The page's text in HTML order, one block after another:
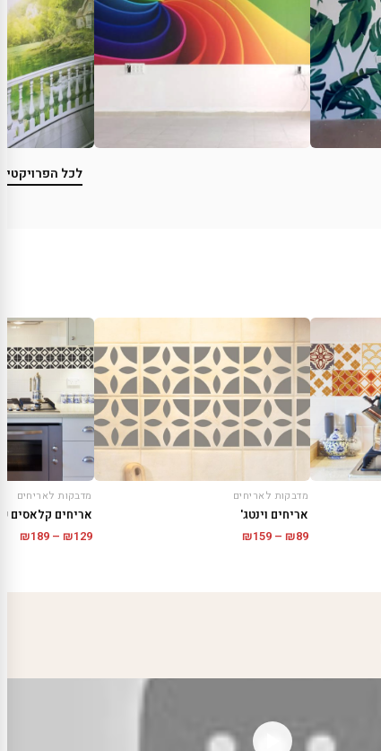
לכל
מדבקות לאריחים
אריחים וינטג'
₪89
–
₪159
טווח
מדבקות לאריחים
אריחים קלאסים
₪129
–
₪189